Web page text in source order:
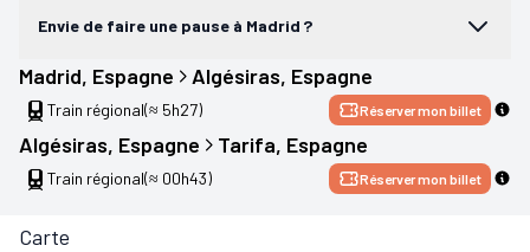
Envie de faire une pause à Madrid ?
Madrid, Espagne Algésiras, Espagne
Train régional(≈ 5h27) Réserver mon billet
Algésiras, Espagne Tarifa, Espagne
Train régional(≈ 00h43) Réserver mon billet
Carte